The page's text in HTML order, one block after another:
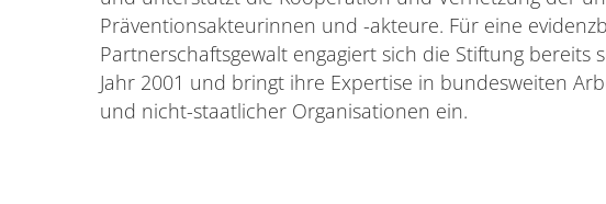
Präventionsakteurinnen und -akteure. Für eine
Partnerschaftsgewalt engagiert sich die Stiftung bereits
Jahr 2001 und bringt ihre Expertise in bundesweiten
und nicht-staatlicher Organisationen ein.